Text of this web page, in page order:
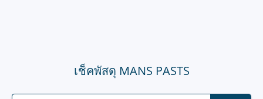
เช็คพัสดุ MANS PASTS